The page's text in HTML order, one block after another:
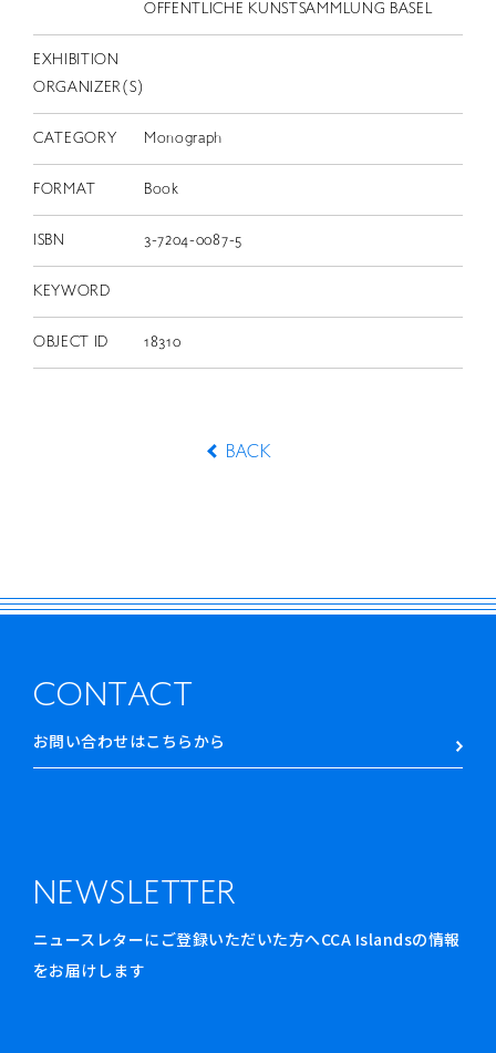
OFFENTLICHE KUNSTSAMMLUNG BASEL
EXHIBITION
ORGANIZER(S)
CATEGORY Monograph
FORMAT Book
ISBN 3-7204-0087-5
KEYWORD
OBJECT ID 18310
BACK
CONTACT
お問い合わせはこちらから
NEWSLETTER
ニュースレターにご登録いただいた方へCCA Islandsの情報
をお届けします